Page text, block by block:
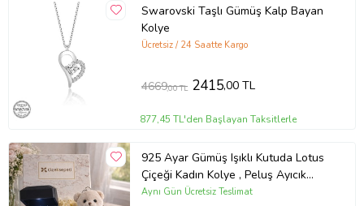
Swarovski Taşlı Gümüş Kalp Bayan
Kolye
Ücretsiz / 24 Saatte Kargo
4669,00 TL 2415,00 TL
877,45 TL'den Başlayan Taksitlerle
925 Ayar Gümüş Işıklı Kutuda Lotus
Çiçeği Kadın Kolye , Peluş Ayıcık
Anahtarlık Marteniçka Bileklik,
Aynı Gün Ücretsiz Teslimat